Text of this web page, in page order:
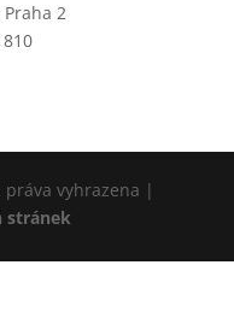
2
vyhrazena |
stránek